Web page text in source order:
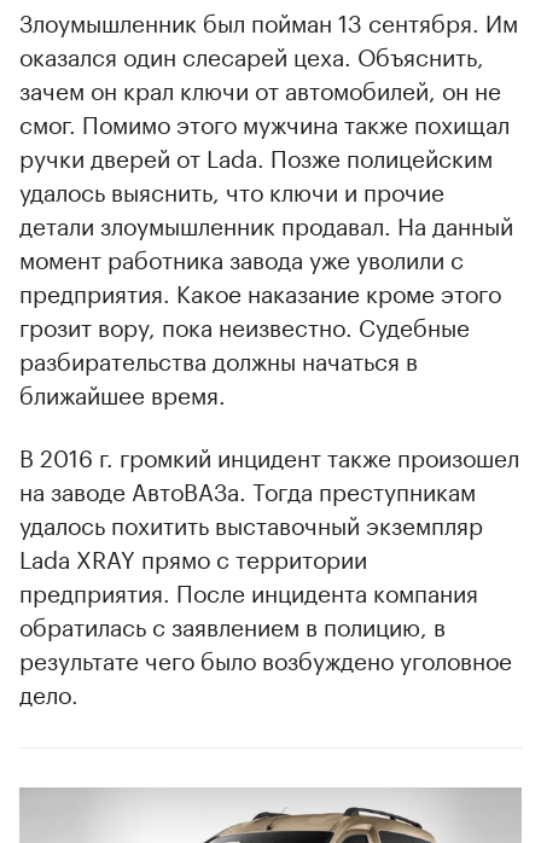
00:00 / 00:00
Злоумышленник был пойман 13 сентября. Им
оказался один слесарей цеха. Объяснить,
зачем он крал ключи от автомобилей, он не
смог. Помимо этого мужчина также похищал
ручки дверей от Lada. Позже полицейским
удалось выяснить, что ключи и прочие
детали злоумышленник продавал. На данный
момент работника завода уже уволили с
предприятия. Какое наказание кроме этого
грозит вору, пока неизвестно. Судебные
разбирательства должны начаться в
ближайшее время.
В 2016 г. громкий инцидент также произошел
на заводе АвтоВАЗа. Тогда преступникам
удалось похитить выставочный экземпляр
Lada XRAY прямо с территории
предприятия. После инцидента компания
обратилась с заявлением в полицию, в
результате чего было возбуждено уголовное
дело.